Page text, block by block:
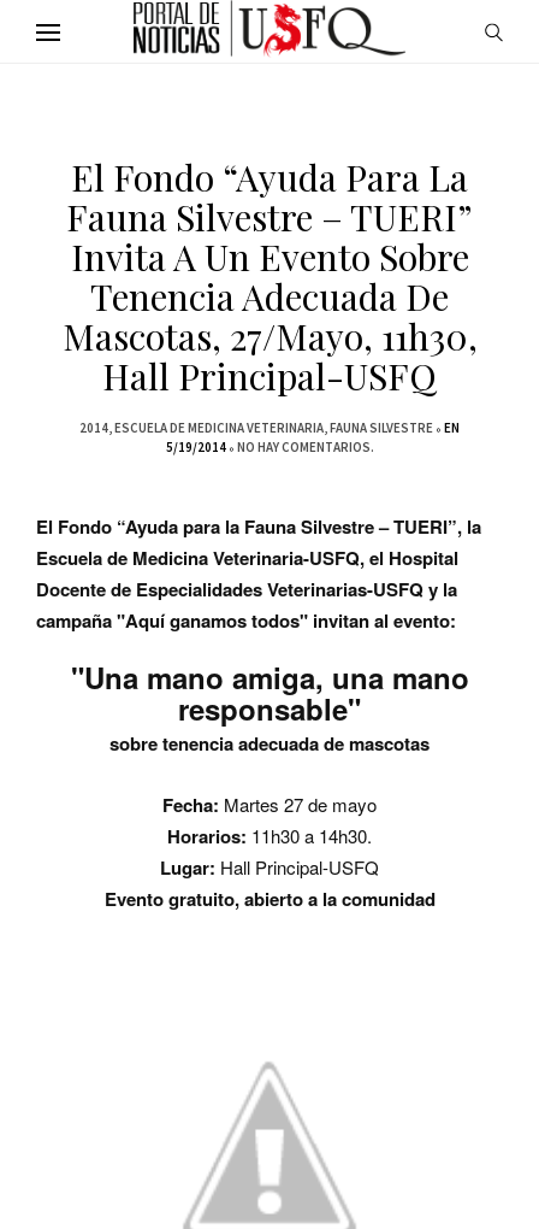
El Fondo “Ayuda Para La
Fauna Silvestre – TUERI”
Invita A Un Evento Sobre
Tenencia Adecuada De
Mascotas, 27/mayo, 11h30,
Hall Principal-USFQ
2014 ESCUELA DE MEDICINA VETERINARIA FAUNA SILVESTRE
EN
5/19/2014
NO HAY COMENTARIOS.
El Fondo “Ayuda para la Fauna Silvestre – TUERI”, la
Escuela de Medicina Veterinaria-USFQ, el Hospital
Docente de Especialidades Veterinarias-USFQ y la
campaña "Aquí ganamos todos" invitan al evento:
"Una mano amiga, una mano
responsable"
sobre tenencia adecuada de mascotas
Fecha: Martes 27 de mayo
Horarios: 11h30 a 14h30.
Lugar: Hall Principal-USFQ
Evento gratuito, abierto a la comunidad